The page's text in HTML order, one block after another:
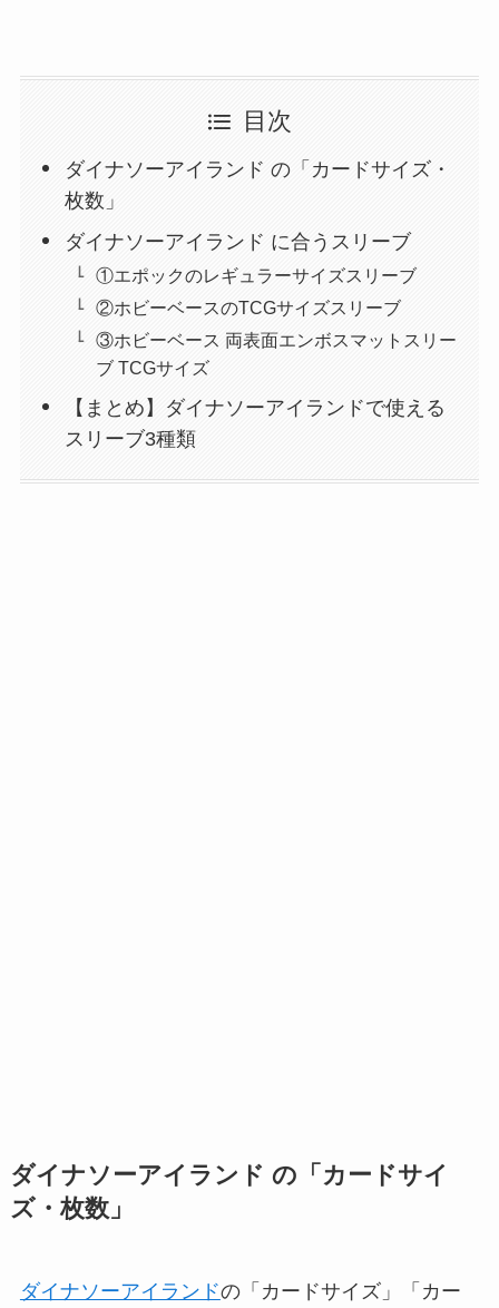
目次
ダイナソーアイランド の「カードサイズ・
枚数」
ダイナソーアイランド に合うスリーブ
①エポックのレギュラーサイズスリーブ
②ホビーベースのTCGサイズスリーブ
③ホビーベース 両表面エンボスマットスリー
ブ TCGサイズ
【まとめ】ダイナソーアイランドで使える
スリーブ3種類
ダイナソーアイランド の「カードサイ
ズ・枚数」
ダイナソーアイランドの「カードサイズ」「カー